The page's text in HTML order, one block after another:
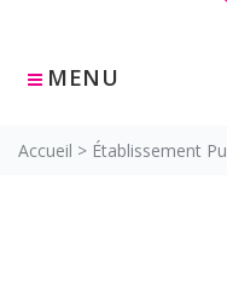
MENU
Accueil > Établissement